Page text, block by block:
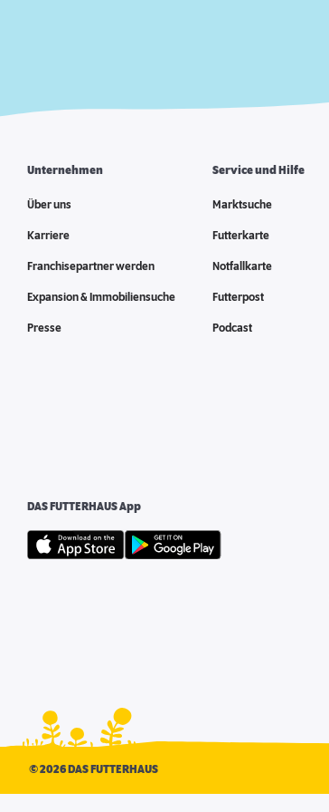
Unternehmen
Über uns
Karriere
Franchisepartner werden
Expansion & Immobiliensuche
Presse
Service und Hilfe
Marktsuche
Futterkarte
Notfallkarte
Futterpost
Podcast
DAS FUTTERHAUS App
©2026 DAS FUTTERHAUS